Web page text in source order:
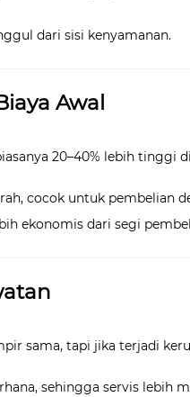
dari sisi kenyamanan.
Awal
20–40% lebih tinggi
cocok untuk pembelian
ekonomis dari segi
sama, tapi jika terjadi
sehingga servis lebih